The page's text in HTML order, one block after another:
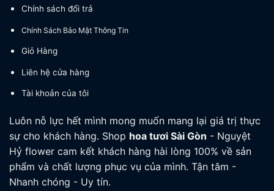
Chính sách đổi trả
Chính Sách Bảo Mật Thông Tin
Giỏ Hàng
Liên hệ cửa hàng
Tài khoản của tôi
Luôn nỗ lực hết mình mong muốn mang lại giá trị thực
sự cho khách hàng. Shop hoa tươi Sài Gòn - Nguyệt
Hỷ flower cam kết khách hàng hài lòng 100% về sản
phẩm và chất lượng phục vụ của mình. Tận tâm -
Nhanh chóng - Uy tín.